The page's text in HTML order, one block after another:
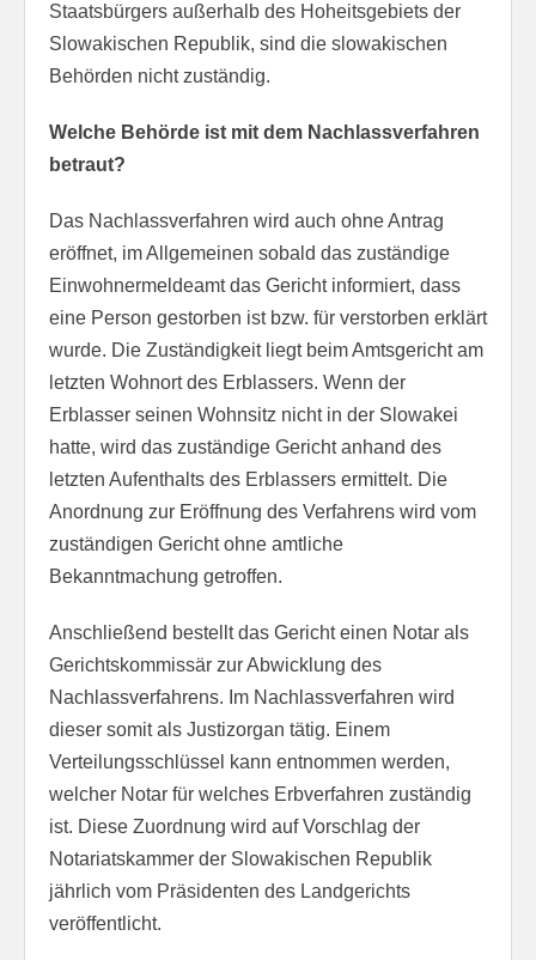
Staatsbürgers außerhalb des Hoheitsgebiets der
Slowakischen Republik, sind die slowakischen
Behörden nicht zuständig.
Welche Behörde ist mit dem Nachlassverfahren
betraut?
Das Nachlassverfahren wird auch ohne Antrag
eröffnet, im Allgemeinen sobald das zuständige
Einwohnermeldeamt das Gericht informiert, dass
eine Person gestorben ist bzw. für verstorben erklärt
wurde. Die Zuständigkeit liegt beim Amtsgericht am
letzten Wohnort des Erblassers. Wenn der
Erblasser seinen Wohnsitz nicht in der Slowakei
hatte, wird das zuständige Gericht anhand des
letzten Aufenthalts des Erblassers ermittelt. Die
Anordnung zur Eröffnung des Verfahrens wird vom
zuständigen Gericht ohne amtliche
Bekanntmachung getroffen.
Anschließend bestellt das Gericht einen Notar als
Gerichtskommissär zur Abwicklung des
Nachlassverfahrens. Im Nachlassverfahren wird
dieser somit als Justizorgan tätig. Einem
Verteilungsschlüssel kann entnommen werden,
welcher Notar für welches Erbverfahren zuständig
ist. Diese Zuordnung wird auf Vorschlag der
Notariatskammer der Slowakischen Republik
jährlich vom Präsidenten des Landgerichts
veröffentlicht.